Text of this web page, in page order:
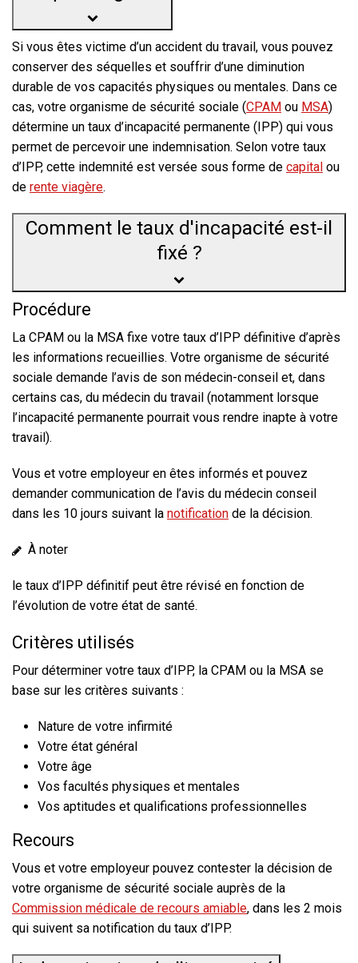
Si vous êtes victime d’un accident du travail, vous pouvez
conserver des séquelles et souffrir d’une diminution
durable de vos capacités physiques ou mentales. Dans ce
cas, votre organisme de sécurité sociale (CPAM ou MSA)
détermine un taux d’incapacité permanente (IPP) qui vous
permet de percevoir une indemnisation. Selon votre taux
d’IPP, cette indemnité est versée sous forme de capital ou
de rente viagère.
Comment le taux d'incapacité est-il
fixé ?
Procédure
La CPAM ou la MSA fixe votre taux d’IPP définitive d’après
les informations recueillies. Votre organisme de sécurité
sociale demande l’avis de son médecin-conseil et, dans
certains cas, du médecin du travail (notamment lorsque
l’incapacité permanente pourrait vous rendre inapte à votre
travail).
Vous et votre employeur en êtes informés et pouvez
demander communication de l’avis du médecin conseil
dans les 10 jours suivant la notification de la décision.
À noter
le taux d’IPP définitif peut être révisé en fonction de
l’évolution de votre état de santé.
Critères utilisés
Pour déterminer votre taux d’IPP, la CPAM ou la MSA se
base sur les critères suivants :
Nature de votre infirmité
Votre état général
Votre âge
Vos facultés physiques et mentales
Vos aptitudes et qualifications professionnelles
Recours
Vous et votre employeur pouvez contester la décision de
votre organisme de sécurité sociale auprès de la
Commission médicale de recours amiable, dans les 2 mois
qui suivent sa notification du taux d’IPP.